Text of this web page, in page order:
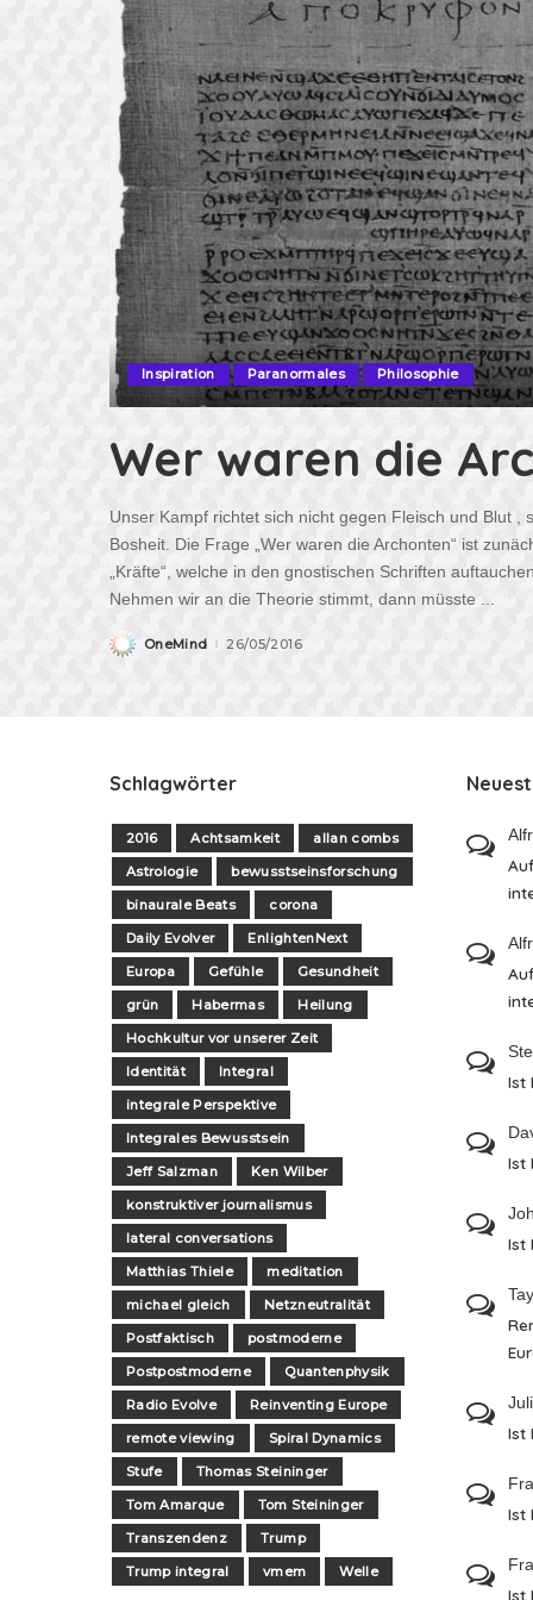
Inspiration Paranormales Philosophie
Wer waren die
Unser Kampf richtet sich nicht gegen Fleisch und Blut
Bosheit. Die Frage „Wer waren die Archonten“ ist
„Kräfte“, welche in den gnostischen Schriften
Nehmen wir an die Theorie stimmt, dann müsste ...
OneMind 26/05/2016
Schlagwörter
2016 Achtsamkeit
allan combs
Astrologie
bewusstseinsforschung
binaurale Beats
corona
Daily Evolver
EnlightenNext
Europa
Gefühle
Gesundheit
grün
Habermas
Heilung
Hochkultur vor unserer Zeit
Identität
Integral
integrale Perspektive
Integrales Bewusstsein
Jeff Salzman
Ken Wilber
konstruktiver journalismus
lateral conversations
Matthias Thiele
meditation
michael gleich
Netzneutralität
Postfaktisch
postmoderne
Postpostmoderne
Quantenphysik
Radio Evolve
Reinventing Europe
remote viewing
Spiral Dynamics
Stufe
Thomas Steininger
Tom Amarque
Tom Steininger
Transzendenz
Trump
Trump integral
vmem Welle
Ist
Ist
Ist
Ist
Ist
Ist